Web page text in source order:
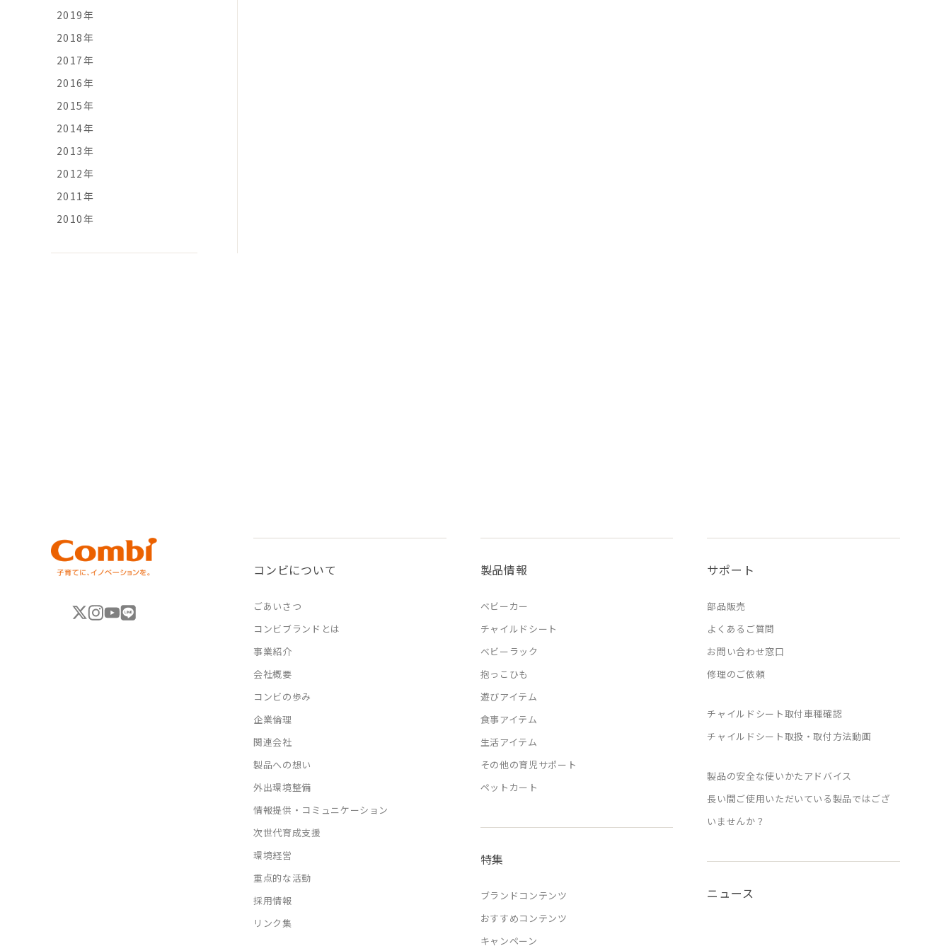
2019年
2018年
2017年
2016年
2015年
2014年
2013年
2012年
2011年
2010年
コンビについて
ごあいさつ
コンビブランドとは
事業紹介
会社概要
コンビの歩み
企業倫理
関連会社
製品への想い
外出環境整備
情報提供・コミュニケーション
次世代育成支援
環境経営
重点的な活動
採用情報
リンク集
製品情報
ベビーカー
チャイルドシート
ベビーラック
抱っこひも
遊びアイテム
食事アイテム
生活アイテム
その他の育児サポート
ペットカート
特集
ブランドコンテンツ
おすすめコンテンツ
キャンペーン
サポート
部品販売
よくあるご質問
お問い合わせ窓口
修理のご依頼
チャイルドシート取付車種確認
チャイルドシート取扱・取付方法動画
製品の安全な使いかたアドバイス
長い間ご使用いただいている製品ではござ
いませんか？
ニュース